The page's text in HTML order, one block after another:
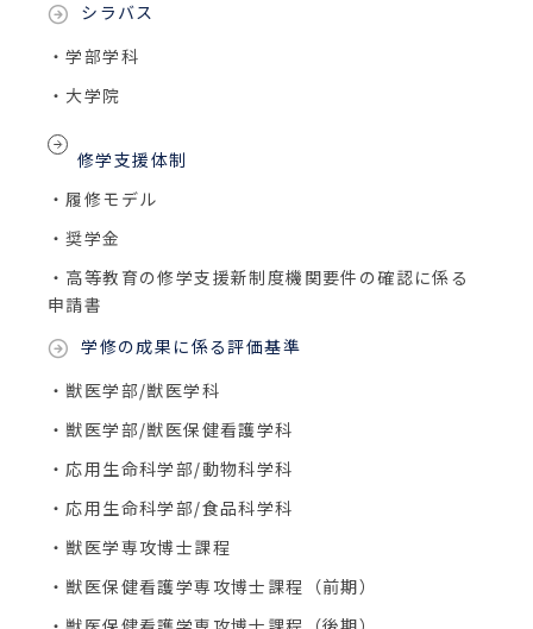
シラバス
・学部学科
・大学院
修学支援体制
・履修モデル
・奨学金
・高等教育の修学支援新制度機関要件の確認に係る
申請書
学修の成果に係る評価基準
・獣医学部/獣医学科
・獣医学部/獣医保健看護学科
・応用生命科学部/動物科学科
・応用生命科学部/食品科学科
・獣医学専攻博士課程
・獣医保健看護学専攻博士課程（前期）